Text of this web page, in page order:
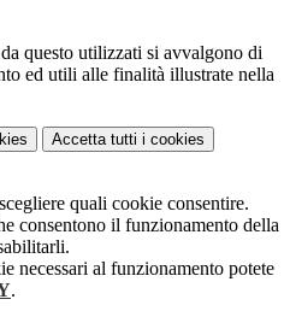
questo utilizzati si avvalgono di
ed utili alle finalità illustrate nella
Accetta tutti i cookies
quali cookie consentire.
consentono il funzionamento della
necessari al funzionamento potete
.